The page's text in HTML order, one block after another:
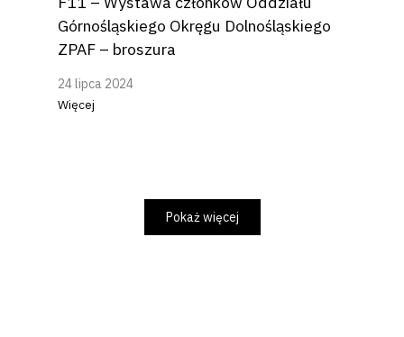
Górnośląskiego Okręgu Dolnośląskiego
ZPAF – broszura
24 lipca 2024
Więcej
Pokaż więcej